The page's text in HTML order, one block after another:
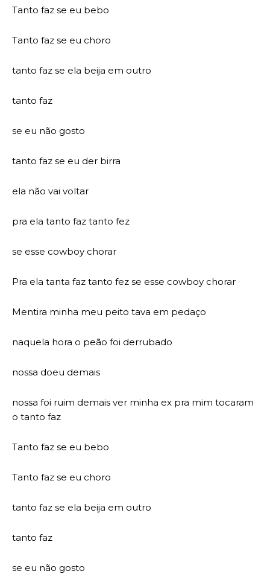
Tanto faz se eu bebo
Tanto faz se eu choro
tanto faz se ela beija em outro
tanto faz
se eu não gosto
tanto faz se eu der birra
ela não vai voltar
pra ela tanto faz tanto fez
se esse cowboy chorar
Pra ela tanta faz tanto fez se esse cowboy chorar
Mentira minha meu peito tava em pedaço
naquela hora o peão foi derrubado
nossa doeu demais
nossa foi ruim demais ver minha ex pra mim tocaram
o tanto faz
Tanto faz se eu bebo
Tanto faz se eu choro
tanto faz se ela beija em outro
tanto faz
se eu não gosto